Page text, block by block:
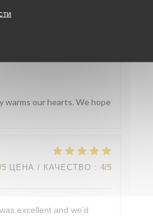
warms our hearts. We hope
/5 ЦЕНА / КАЧЕСТВО : 4/5
excellent and we’d